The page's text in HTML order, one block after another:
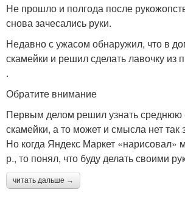
Не прошло и полгода после
снова зачесались руки.
Недавно с ужасом обнаружил, что в
скамейки и решил сделать лавочку из
.
Обратите внимание
Первым делом решил узнать среднюю
скамейки, а то может и смысла нет так
Но когда Яндекс Маркет «нарисовал»
р., то понял, что буду делать своими
читать дальше →